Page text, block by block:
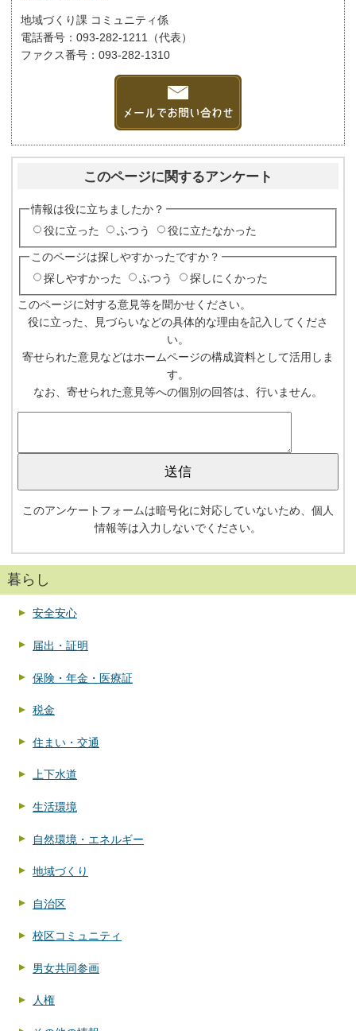
地域づくり課 コミュニティ係
電話番号：093-282-1211（代表）
ファクス番号：093-282-1310
このページに関するアンケート
情報は役に立ちましたか？
役に立った
ふつう 役に立たなかった
このページは探しやすかったですか？
探しやすかった
ふつう 探しにくかった
このページに対する意見等を聞かせください。
役に立った、見づらいなどの具体的な理由を記入してくださ
い。
寄せられた意見などはホームページの構成資料として活用しま
す。
なお、寄せられた意見等への個別の回答は、行いません。
このアンケートフォームは暗号化に対応していないため、個人
情報等は入力しないでください。
暮らし
安全安心
届出・証明
保険・年金・医療証
税金
住まい・交通
上下水道
生活環境
自然環境・エネルギー
地域づくり
自治区
校区コミュニティ
男女共同参画
人権